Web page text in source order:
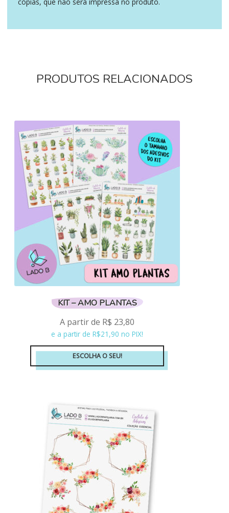
PRODUTOS RELACIONADOS
KIT – AMO PLANTAS
A partir de R$ 23,80
e a partir de R$21,90 no PIX!
ESCOLHA O SEU!
Este
várias
variantes.
As
opções
podem
escolhidas
página
do